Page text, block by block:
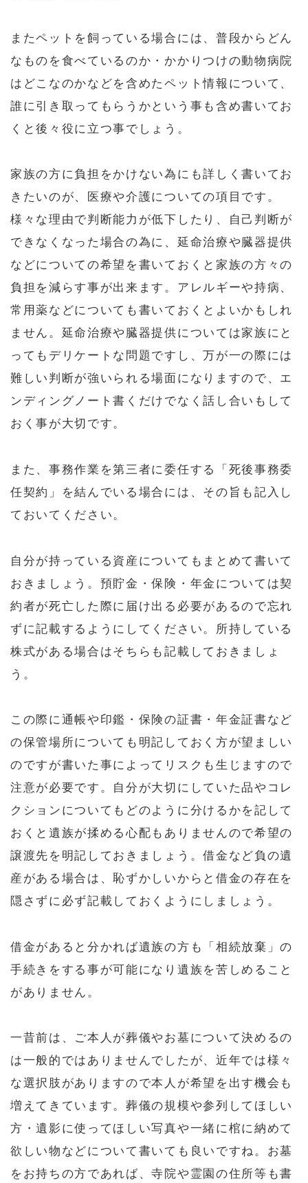
またペットを飼っている場合には、普段からどん
なものを食べているのか・かかりつけの動物病院
はどこなのかなどを含めたペット情報について、
誰に引き取ってもらうかという事も含め書いてお
くと後々役に立つ事でしょう。
家族の方に負担をかけない為にも詳しく書いてお
きたいのが、医療や介護についての項目です。
様々な理由で判断能力が低下したり、自己判断が
できなくなった場合の為に、延命治療や臓器提供
などについての希望を書いておくと家族の方々の
負担を減らす事が出来ます。アレルギーや持病、
常用薬などについても書いておくとよいかもしれ
ません。延命治療や臓器提供については家族にと
ってもデリケートな問題ですし、万が一の際には
難しい判断が強いられる場面になりますので、エ
ンディングノート書くだけでなく話し合いもして
おく事が大切です。
また、事務作業を第三者に委任する「死後事務委
任契約」を結んでいる場合には、その旨も記入し
ておいてください。
自分が持っている資産についてもまとめて書いて
おきましょう。預貯金・保険・年金については契
約者が死亡した際に届け出る必要があるので忘れ
ずに記載するようにしてください。所持している
株式がある場合はそちらも記載しておきましょ
う。
この際に通帳や印鑑・保険の証書・年金証書など
の保管場所についても明記しておく方が望ましい
のですが書いた事によってリスクも生じますので
注意が必要です。自分が大切にしていた品やコレ
クションについてもどのように分けるかを記して
おくと遺族が揉める心配もありませんので希望の
譲渡先を明記しておきましょう。借金など負の遺
産がある場合は、恥ずかしいからと借金の存在を
隠さずに必ず記載しておくようにしましょう。
借金があると分かれば遺族の方も「相続放棄」の
手続きをする事が可能になり遺族を苦しめること
がありません。
一昔前は、ご本人が葬儀やお墓について決めるの
は一般的ではありませんでしたが、近年では様々
な選択肢がありますので本人が希望を出す機会も
増えてきています。葬儀の規模や参列してほしい
方・遺影に使ってほしい写真や一緒に棺に納めて
欲しい物などについて書いても良いですね。お墓
をお持ちの方であれば、寺院や霊園の住所等も書